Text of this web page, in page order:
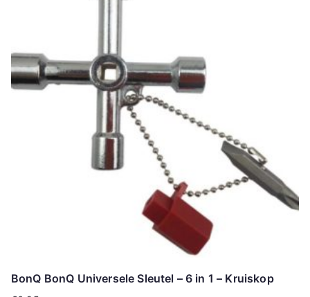
BonQ BonQ Universele Sleutel – 6 in 1 – Kruiskop